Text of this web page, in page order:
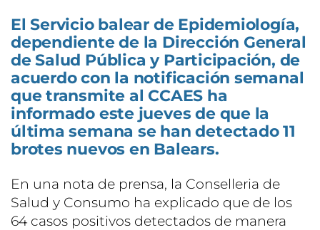
El Servicio balear de Epidemiología,
dependiente de la Dirección General
de Salud Pública y Participación, de
acuerdo con la notificación semanal
que transmite al CCAES ha
informado este jueves de que la
última semana se han detectado 11
brotes nuevos en Balears.
En una nota de prensa, la Conselleria de
Salud y Consumo ha explicado que de los
64 casos positivos detectados de manera